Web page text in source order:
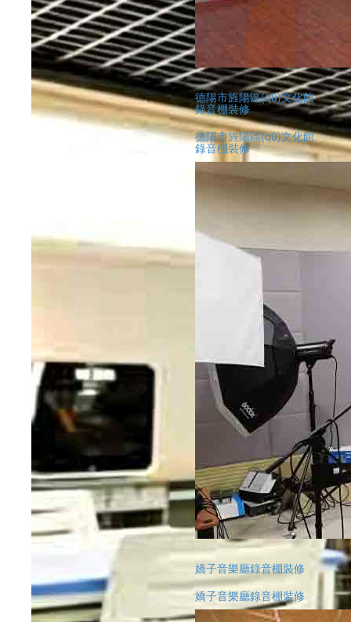
德陽市旌陽區(qū)文化館
錄音棚裝修
德陽市旌陽區(qū)文化館
錄音棚裝修
嬌子音樂廳錄音棚裝修
嬌子音樂廳錄音棚裝修